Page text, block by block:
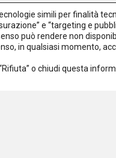
simili per finalità
e “targeting e
può rendere non
in qualsiasi momento,
o chiudi questa